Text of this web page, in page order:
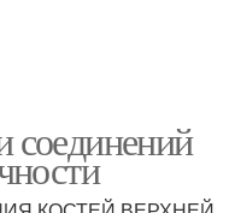
соединений